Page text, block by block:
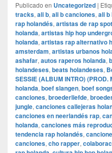
Publicado en Uncategorized |
tracks, ali b, ali b canciones, ali b
rap holandés, artistas de rap
holanda, artistas hip hop
holanda, artistas rap alternativo
amsterdam, artistas urbanos
ashafar, autos raperos holanda,
holandeses, beats holandeses,
SESSIE (ALBUM INTRO) (PROD.
holanda, boef slangen, boef
canciones, broederliefde,
jungle, canciones callejeras
canciones en neerlandés rap,
holanda, canciones más
tendencia rap holandés,
canciones, cho rapper,